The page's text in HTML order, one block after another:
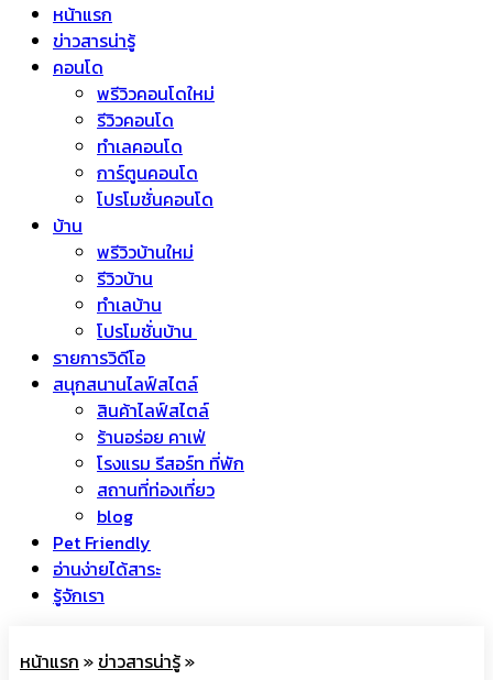
หน้าแรก
ข่าวสารน่ารู้
คอนโด
พรีวิวคอนโดใหม่
รีวิวคอนโด
ทำเลคอนโด
การ์ตูนคอนโด
โปรโมชั่นคอนโด
บ้าน
พรีวิวบ้านใหม่
รีวิวบ้าน
ทำเลบ้าน
โปรโมชั่นบ้าน
รายการวิดีโอ
สนุกสนานไลฟ์สไตล์
สินค้าไลฟ์สไตล์
ร้านอร่อย คาเฟ่
โรงแรม รีสอร์ท ที่พัก
สถานที่ท่องเที่ยว
blog
Pet Friendly
อ่านง่ายได้สาระ
รู้จักเรา
หน้าแรก »ข่าวสารน่ารู้»